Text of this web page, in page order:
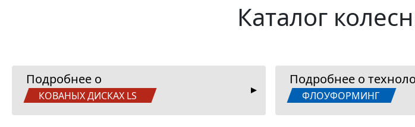
Каталог
Подробнее о
КОВАНЫХ ДИСКАХ LS
Подробнее о
ФЛОУФОРМИНГ